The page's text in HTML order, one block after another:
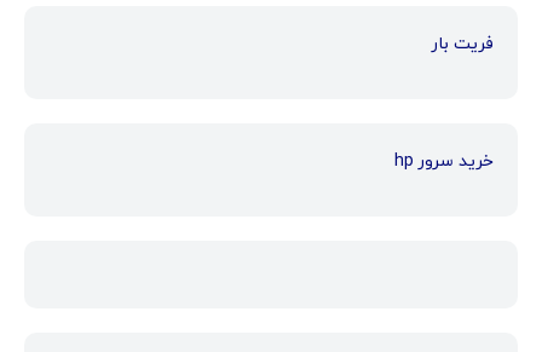
فریت بار
خرید سرور hp